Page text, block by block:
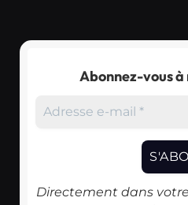
Abonnez-vous
Directement dans